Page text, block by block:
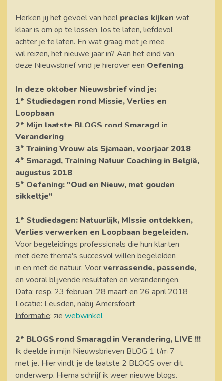
Herken jij het gevoel van heel precies kijken wat
klaar is om op te lossen, los te laten, liefdevol
achter je te laten. En wat graag met je mee
wil reizen, het nieuwe jaar in? Aan het eind van
deze Nieuwsbrief vind je hierover een Oefening.
In deze oktober Nieuwsbrief vind je:
1* Studiedagen rond Missie, Verlies en
Loopbaan
2* Mijn laatste BLOGS rond Smaragd in
Verandering
3* Training Vrouw als Sjamaan, voorjaar 2018
4* Smaragd, Training Natuur Coaching in België,
augustus 2018
5* Oefening: "Oud en Nieuw, met gouden
sikkeltje"
1* Studiedagen: Natuurlijk, MIssie ontdekken,
Verlies verwerken en Loopbaan begeleiden.
Voor begeleidings professionals die hun klanten
met deze thema's succesvol willen begeleiden
in en met de natuur. Voorverrassende, passende,
en vooral blijvende resultaten en veranderingen.
Data: resp. 23 februari, 28 maart en 26 april 2018
Locatie: Leusden, nabij Amersfoort
Informatie: zie webwinkel
2* BLOGS rond Smaragd in Verandering, LIVE !!!
Ik deelde in mijn Nieuwsbrieven BLOG 1 t/m 7
met je. Hier vindt je de laatste 2 BLOGS over dit
onderwerp. Hierna schrijf ik weer nieuwe blogs.